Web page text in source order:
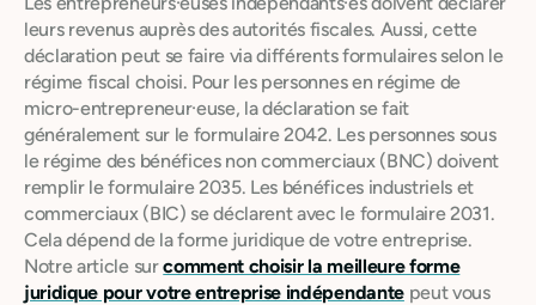
leurs revenus auprès des autorités fiscales. Aussi, cette
déclaration peut se faire via différents formulaires selon le
régime fiscal choisi. Pour les personnes en régime de
micro-entrepreneur·euse, la déclaration se fait
généralement sur le formulaire 2042. Les personnes sous
le régime des bénéfices non commerciaux (BNC) doivent
remplir le formulaire 2035. Les bénéfices industriels et
commerciaux (BIC) se déclarent avec le formulaire 2031.
Cela dépend de la forme juridique de votre entreprise.
Notre article surcomment choisir la meilleure forme
juridique pour votre entreprise indépendantepeut vous